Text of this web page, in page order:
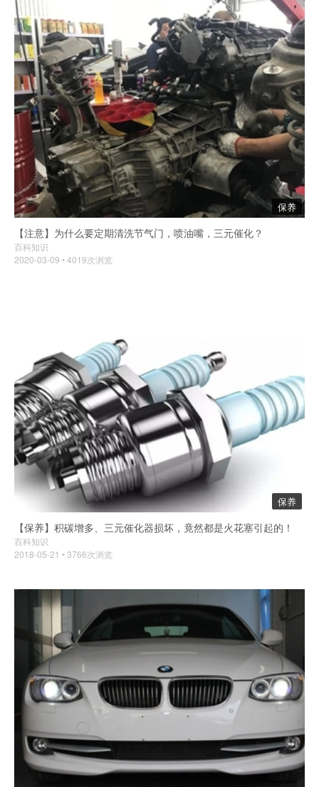
保养
【注意】为什么要定期清洗节气门，喷油嘴，三元催化？
百科知识
2020-03-09 • 4019次浏览
保养
【保养】积碳增多、三元催化器损坏，竟然都是火花塞引起的！
百科知识
2018-05-21 • 3766次浏览